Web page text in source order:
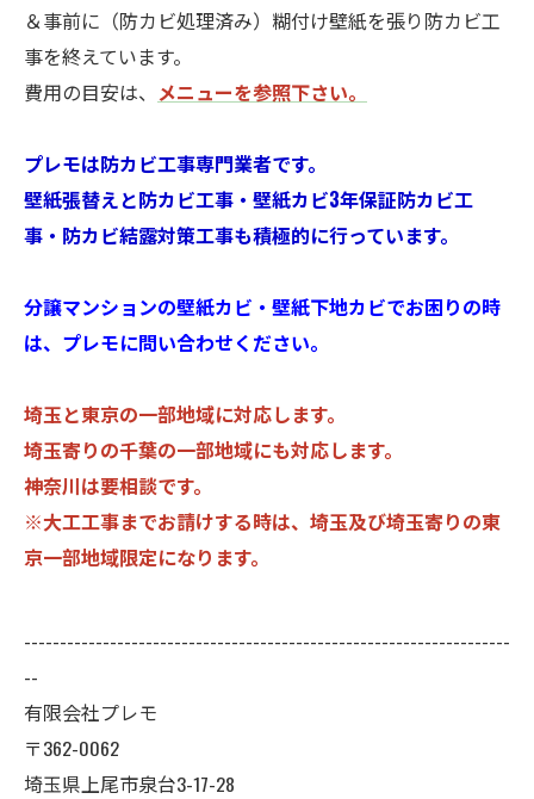
＆事前に（防カビ処理済み）糊付け壁紙を張り防カビ工
事を終えています。
費用の目安は、 メニューを参照下さい。
プレモは防カビ工事専門業者です。
壁紙張替えと防カビ工事・壁紙カビ3年保証防カビ工
事・防カビ結露対策工事も積極的に行っています。
分譲マンションの壁紙カビ・壁紙下地カビでお困りの時
は、プレモに問い合わせください。
埼玉と東京の一部地域に対応します。
埼玉寄りの千葉の一部地域にも対応します。
神奈川は要相談です。
※大工工事までお請けする時は、埼玉及び埼玉寄りの東
京一部地域限定になります。
--------------------------------------------------------------------
--
有限会社プレモ
〒362-0062
埼玉県上尾市泉台3-17-28